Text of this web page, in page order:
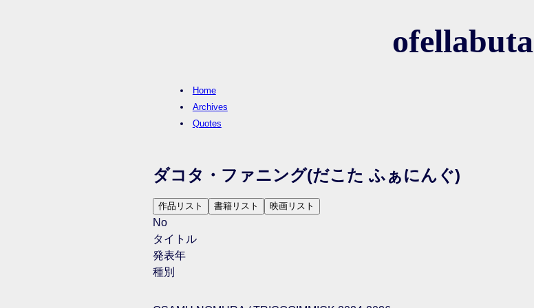
ofellabuta
Home
Archives
Quotes
ダコタ・ファニング(だこた ふぁにんぐ)
作品リスト 書籍リスト 映画リスト
No
タイトル
発表年
種別